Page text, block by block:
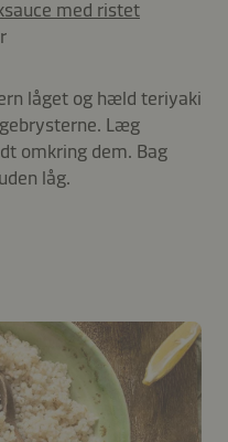
med ristet
låget og hæld teriyaki
Læg
omkring dem. Bag
låg.